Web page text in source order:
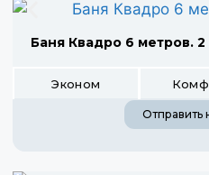
Баня Квадро 6 метров.
Эконом
Отправить